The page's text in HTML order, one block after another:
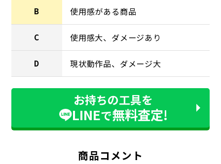
B 使用感がある商品
C 使用感大、ダメージあり
D 現状動作品、ダメージ大
お持ちの工具を
LINEで無料査定!
商品コメント